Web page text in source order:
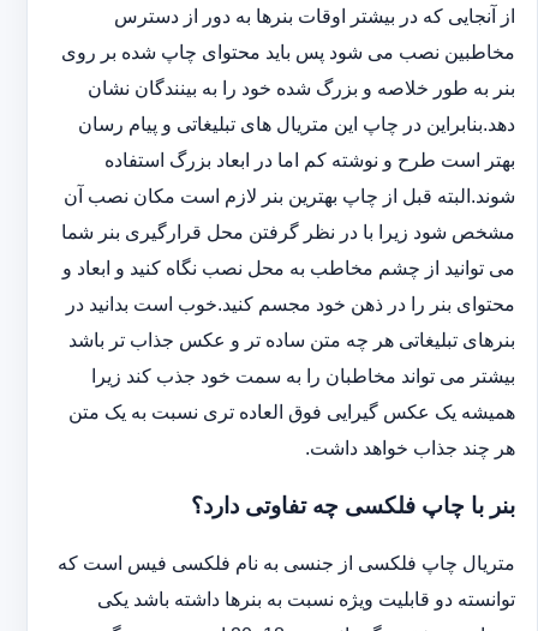
از آنجایی که در بیشتر اوقات بنرها به دور از دسترس
مخاطبین نصب می شود پس باید محتوای چاپ شده بر روی
بنر به طور خلاصه و بزرگ شده خود را به بینندگان نشان
دهد.بنابراین در چاپ این متریال های تبلیغاتی و پیام رسان
بهتر است طرح و نوشته کم اما در ابعاد بزرگ استفاده
شوند.البته قبل از چاپ بهترین بنر لازم است مکان نصب آن
مشخص شود زیرا با در نظر گرفتن محل قرارگیری بنر شما
می توانید از چشم مخاطب به محل نصب نگاه کنید و ابعاد و
محتوای بنر را در ذهن خود مجسم کنید.خوب است بدانید در
بنرهای تبلیغاتی هر چه متن ساده تر و عکس جذاب تر باشد
بیشتر می تواند مخاطبان را به سمت خود جذب کند زیرا
همیشه یک عکس گیرایی فوق العاده تری نسبت به یک متن
هر چند جذاب خواهد داشت.
بنر با چاپ فلکسی چه تفاوتی دارد؟
متریال چاپ فلکسی از جنسی به نام فلکسی فیس است که
توانسته دو قابلیت ویژه نسبت به بنرها داشته باشد یکی